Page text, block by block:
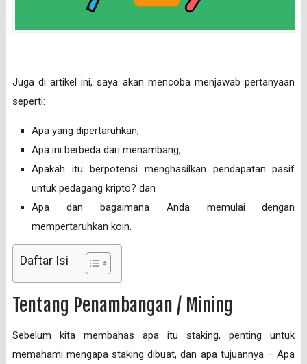
Juga di artikel ini, saya akan mencoba menjawab pertanyaan
seperti:
Apa yang dipertaruhkan,
Apa ini berbeda dari menambang,
Apakah itu berpotensi menghasilkan pendapatan pasif
untuk pedagang kripto? dan
Apa dan bagaimana Anda memulai dengan
mempertaruhkan koin.
Daftar Isi
Tentang Penambangan / Mining
Sebelum kita membahas apa itu staking, penting untuk
memahami mengapa staking dibuat, dan apa tujuannya – Apa